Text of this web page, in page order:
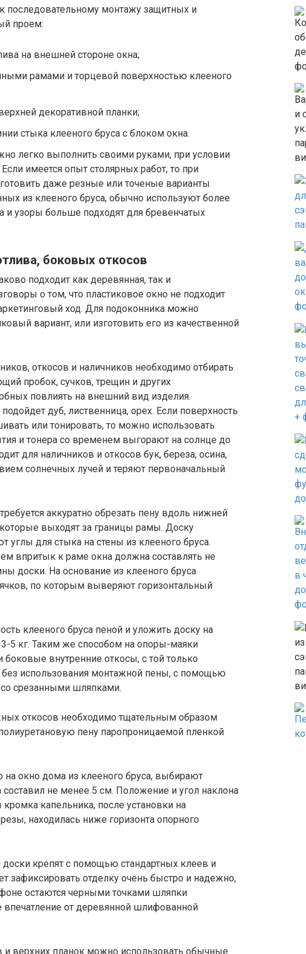
последовательному монтажу защитных и
проем:
на внешней стороне окна;
рамами и торцевой поверхностью клееного
декоративной планки;
стыка клееного бруса с блоком окна.
легко выполнить своими руками, при условии
имеется опыт столярных работ, то при
даже резные или точеные варианты
из клееного бруса, обычно используют более
и узоры больше подходят для бревенчатых
боковых откосов
подходит как деревянная, так и
о том, что пластиковое окно не подходит
ход. Для подоконника можно
вариант, или изготовить его из качественной
откосов и наличников необходимо отбирать
пробок, сучков, трещин и других
повлиять на внешний вид изделия.
дуб, лиственница, орех. Если поверхность
или тонировать, то можно использовать
и тонера со временем выгорают на солнце до
для наличников и откосов бук, береза, осина,
солнечных лучей и теряют первоначальный
аккуратно обрезать пену вдоль нижней
выходят за границы рамы. Доску
углы для стыка на стены из клееного бруса.
впритык к раме окна должна составлять не
доски. На основание из клееного бруса
по которым выверяют горизонтальный
клееного бруса пеной и уложить доску на
5 кг. Таким же способом на опоры-маяки
внутренние откосы, с той только
без использования монтажной пены, с помощью
срезанными шляпками.
откосов необходимо тщательным образом
пену паропроницаемой пленкой
на окно дома из клееного бруса, выбирают
не менее 5 см. Положение и угол наклона
капельника, после установки на
находилась ниже горизонта опорного
крепят с помощью стандартных клеев и
зафиксировать отделку очень быстро и надежно,
остаются черными точками шляпки
от деревянной шлифованной
верхних планок можно использовать обычные